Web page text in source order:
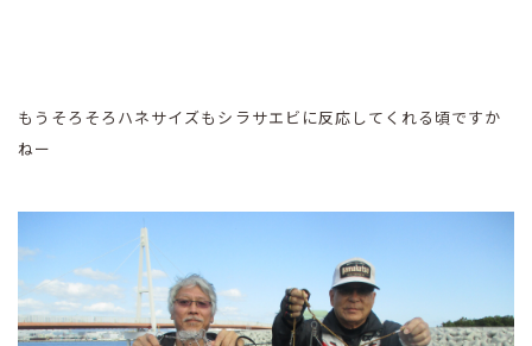
もうそろそろハネサイズもシラサエビに反応してくれる頃ですか
ねー